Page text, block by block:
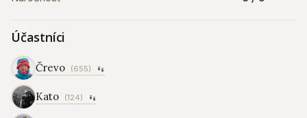
Účastníci
Črevo (655)
Kato (124)